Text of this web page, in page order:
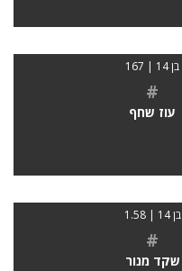
בן 14 | 167
#
עוז שחף
בן 14 | 1.58
#
שקד מנור